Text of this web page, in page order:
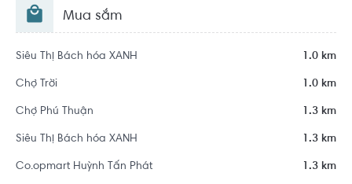
Mua sắm
Siêu Thị Bách hóa XANH 1.0 km
Chợ Trời 1.0 km
Chợ Phú Thuận 1.3 km
Siêu Thị Bách hóa XANH 1.3 km
Co.opmart Huỳnh Tấn Phát 1.3 km